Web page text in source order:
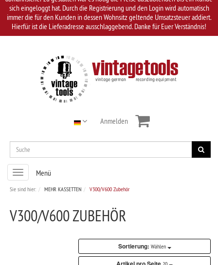
sich eingeloggt hat. Durch die Registrierung und den Login wird automatisch
immer die für den Kunden in dessen Wohnsitz geltende Umsatzsteuer addiert.
Hierfür ist die Lieferadresse ausschlaggebend. Danke für Euer Verständnis!
Anmelden
Toggle
navigation
Menü
Sie sind hier: MEHR KASSETTEN V300/V600 Zubehör
V300/V600 ZUBEHÖR
Sortierung: Wählen